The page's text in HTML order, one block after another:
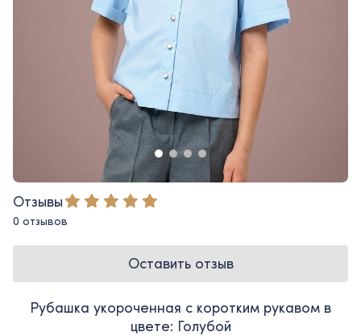
Отзывы
0 отзывов
Оставить отзыв
Рубашка укороченная с коротким рукавом в
цвете: Голубой